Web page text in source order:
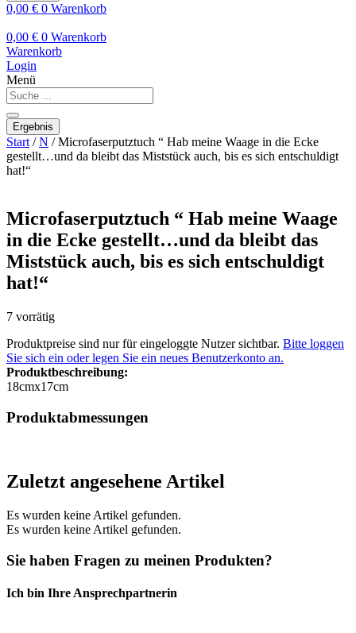
0,00 € 0 Warenkorb
0,00 € 0 Warenkorb
Warenkorb
Login
Menü
Search
...
Ergebnis
Start /N / Microfaserputztuch “ Hab meine Waage in die Ecke
gestellt…und da bleibt das Miststück auch, bis es sich entschuldigt
hat!“
Microfaserputztuch “ Hab meine Waage
in die Ecke gestellt…und da bleibt das
Miststück auch, bis es sich entschuldigt
hat!“
7 vorrätig
Produktpreise sind nur für eingeloggte Nutzer sichtbar. Bitte loggen
Sie sich ein oder legen Sie ein neues Benutzerkonto an.
Produktbeschreibung:
18cmx17cm
Produktabmessungen
Zuletzt angesehene Artikel
Es wurden keine Artikel gefunden.
Es wurden keine Artikel gefunden.
Sie haben Fragen zu meinen Produkten?
Ich bin Ihre Ansprechpartnerin